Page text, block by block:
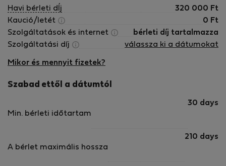
Havi bérleti dÍj 320 000 Ft
Kaució/letét
0 Ft
Szolgáltatások és internet
bérleti díj tartalmazza
Szolgáltatási díj
válassza ki a dátumokat
Mikor és mennyit fizetek?
Szabad ettől a dátumtól
Min. bérleti időtartam
30 days
A bérlet maximális hossza
210 days